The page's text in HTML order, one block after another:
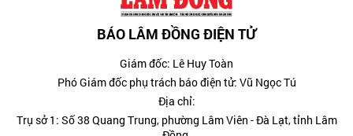
BÁO LÂM ĐỒNG ĐIỆN TỬ
Giám đốc: Lê Huy Toàn
Phó Giám đốc phụ trách báo điện tử: Vũ Ngọc Tú
Địa chỉ:
Trụ sở 1: Số 38 Quang Trung, phường Lâm Viên - Đà Lạt, tỉnh Lâm